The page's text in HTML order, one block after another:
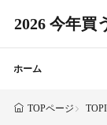
2026 今年買
ホーム
TOPページ